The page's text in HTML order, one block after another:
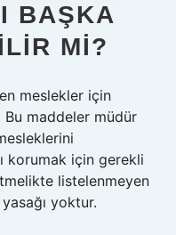
BAŞKA
MI?
meslekler için
maddeler müdür
korumak için gerekli
listelenmeyen
yoktur.